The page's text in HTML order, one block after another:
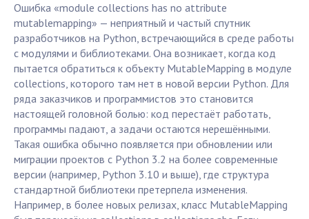
Ошибка «module collections has no attribute
mutablemapping» — неприятный и частый спутник
разработчиков на Python, встречающийся в среде работы
с модулями и библиотеками. Она возникает, когда код
пытается обратиться к объекту MutableMapping в модуле
collections, которого там нет в новой версии Python. Для
ряда заказчиков и программистов это становится
настоящей головной болью: код перестаёт работать,
программы падают, а задачи остаются нерешёнными.
Такая ошибка обычно появляется при обновлении или
миграции проектов с Python 3.2 на более современные
версии (например, Python 3.10 и выше), где структура
стандартной библиотеки претерпела изменения.
Например, в более новых релизах, класс MutableMapping